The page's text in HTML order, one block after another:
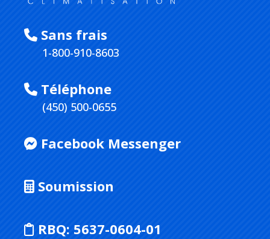
Sans frais
1-800-910-8603
Téléphone
(450) 500-0655
Facebook Messenger
Soumission
RBQ: 5637-0604-01